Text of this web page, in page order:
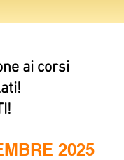
ai corsi
2025